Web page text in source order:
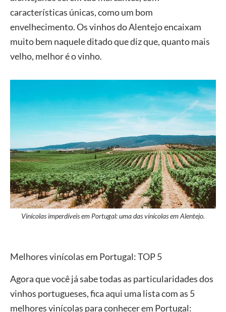
características únicas, como um bom
envelhecimento. Os vinhos do Alentejo encaixam
muito bem naquele ditado que diz que, quanto mais
velho, melhor é o vinho.
Vinícolas imperdíveis em Portugal: uma das vinícolas em Alentejo.
Melhores vinícolas em Portugal: TOP 5
Agora que você já sabe todas as particularidades dos
vinhos portugueses, fica aqui uma lista com as 5
melhores vinícolas para conhecer em Portugal: